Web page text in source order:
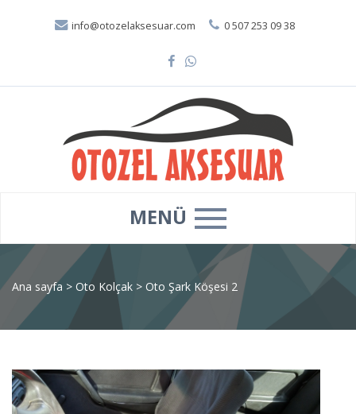
info@otozelaksesuar.com 0 507 253 09 38
MENÜ
Ana sayfa > Oto Kolçak > Oto Şark Köşesi 2